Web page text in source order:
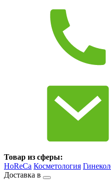
Товар из сферы:
HoReCa Косметология
Доставка в